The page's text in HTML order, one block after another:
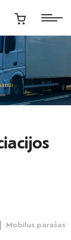
Mobilus parašas